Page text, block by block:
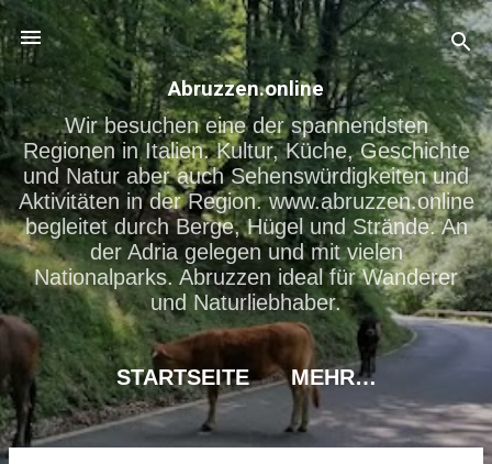
Direkt zum Hauptbereich
Abruzzen.online
Wir besuchen eine der spannendsten
Regionen in Italien. Kultur, Küche, Geschichte
und Natur aber auch Sehenswürdigkeiten und
Aktivitäten in der Region. www.abruzzen.online
begleitet durch Berge, Hügel und Strände. An
der Adria gelegen und mit vielen
Nationalparks. Abruzzen ideal für Wanderer
und Naturliebhaber.
STARTSEITE MEHR…